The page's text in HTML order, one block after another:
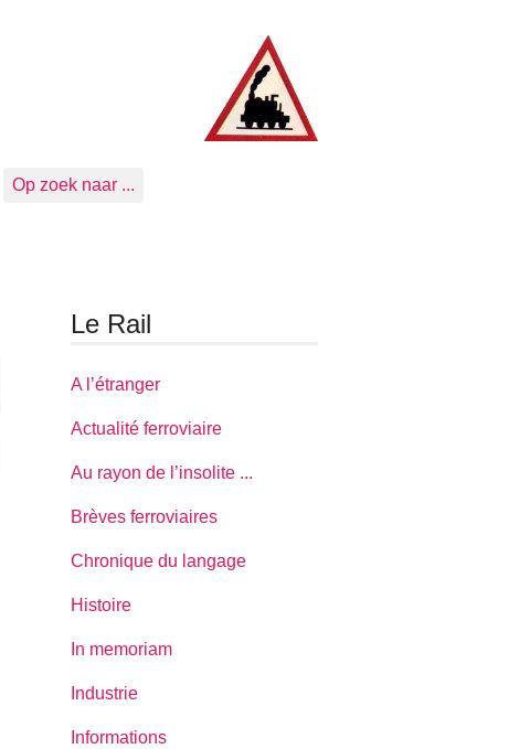
Op zoek naar ...
Le Rail
A l’étranger
Actualité ferroviaire
Au rayon de l’insolite ...
Brèves ferroviaires
Chronique du langage
Histoire
In memoriam
Industrie
Informations